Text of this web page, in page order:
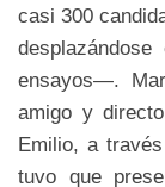
casi 300
ensayos—.
amigo y
Emilio, a
tuvo que